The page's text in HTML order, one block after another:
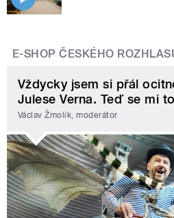
E-SHOP ČESKÉHO
Vždycky jsem si přál
Julese Verna. Teď se mi
Václav Žmolík, moderátor